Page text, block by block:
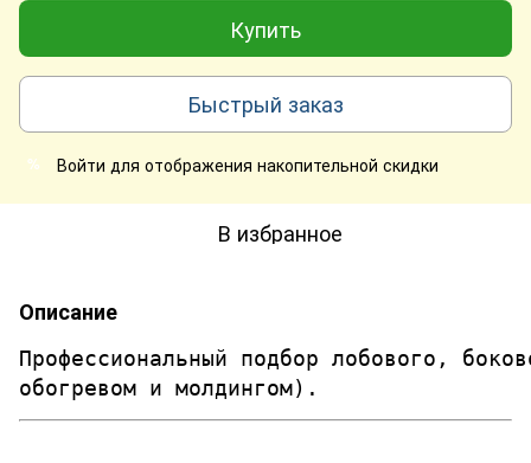
Купить
Быстрый заказ
% Войти для отображения накопительной скидки
В избранное
Описание
Профессиональный подбор лобового,
обогревом и молдингом).